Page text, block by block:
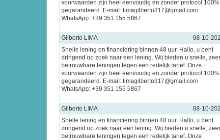
voorwaarden zijn heel eenvoudig en zonder protocol 100%
gegarandeerd. E-mail: limagilberto317@gmail.com
WhatsApp: +39 351 155 5867
Gilberto LIMA
08-10-
Snelle lening en financiering binnen 48 uur. Hallo, u bent
dringend op zoek naar een lening. Wij bieden u snelle, zeer
betrouwbare leningen tegen een redelijk tarief. Onze
voorwaarden zijn heel eenvoudig en zonder protocol 100%
gegarandeerd. E-mail: limagilberto317@gmail.com
WhatsApp: +39 351 155 5867
Gilberto LIMA
08-10-
Snelle lening en financiering binnen 48 uur. Hallo, u bent
dringend op zoek naar een lening. Wij bieden u snelle, zeer
betrouwbare leningen tegen een redelijk tarief. Onze